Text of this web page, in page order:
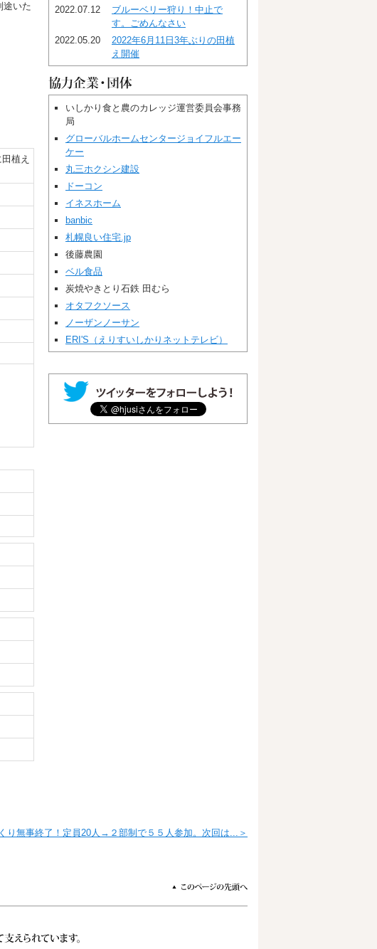
途いた
植え
2022.07.12
ブルーベリー狩り！中止で
す。ごめんなさい
2022.05.20
2022年6月11日3年ぶりの田植
え開催
いしかり食と農のカレッジ運営委員会事務
局
グローバルホームセンタージョイフルエー
ケー
丸三ホクシン建設
ドーコン
イネスホーム
banbic
札幌良い住宅.jp
後藤農園
ベル食品
炭焼やきとり石鉄 田むら
オタフクソース
ノーザンノーサン
ERI'S（えりすいしかりネットテレビ）
り無事終了！定員20人→２部制で５５人参加。次回は...＞